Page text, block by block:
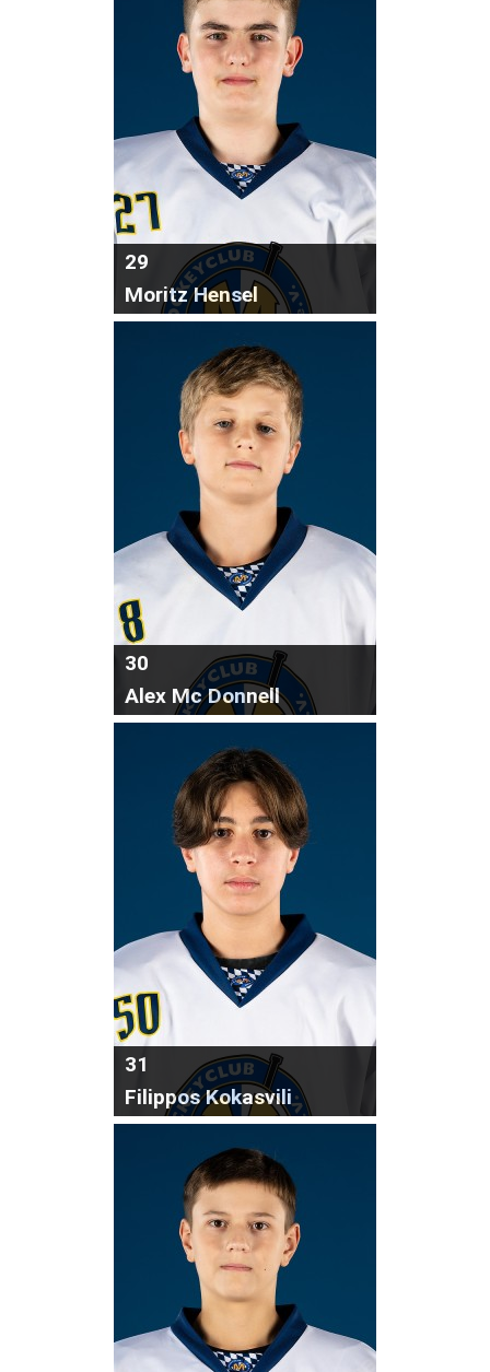
29
Moritz Hensel
30
Alex Mc Donnell
31
Filippos Kokasvili